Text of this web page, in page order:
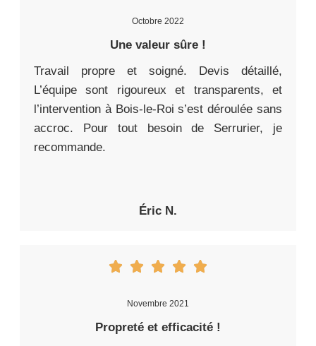
Octobre 2022
Une valeur sûre !
Travail propre et soigné. Devis détaillé,
L’équipe sont rigoureux et transparents, et
l’intervention à Bois-le-Roi s’est déroulée sans
accroc. Pour tout besoin de Serrurier, je
recommande.
Éric N.
Novembre 2021
Propreté et efficacité !